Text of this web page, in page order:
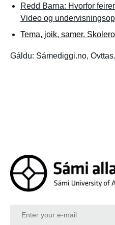
Redd Barna: Hvorfor
Video og
Tema, joik, samer.
Gáldu: Sámediggi.no,